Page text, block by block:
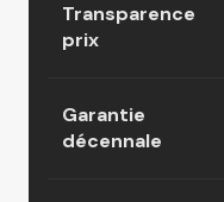
Transparence
prix
Garantie
décennale